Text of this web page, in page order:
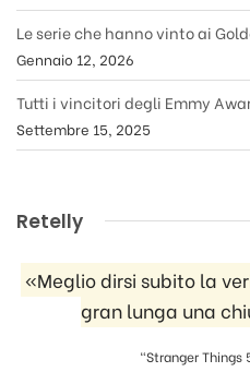
Le serie che hanno vinto ai
Gennaio 12, 2026
Tutti i vincitori degli Emmy
Settembre 15, 2025
Retelly
«Meglio dirsi subito la
gran lunga una
"Stranger Things